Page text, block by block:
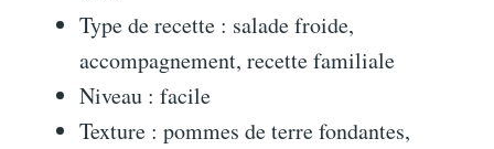
Type de recette : salade froide,
accompagnement, recette familiale
Niveau : facile
Texture : pommes de terre fondantes,